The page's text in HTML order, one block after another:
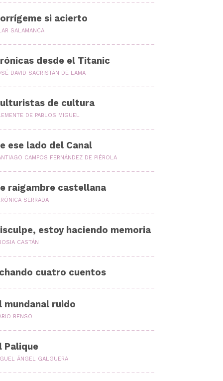
si acierto
SALAMANCA
desde el Titanic
DAVID SACRISTÁN DE LAMA
de cultura
DE PABLOS MIGUEL
ese lado del Canal
CAMPOS FERNÁNDEZ DE PIÉROLA
raigambre castellana
SERRADA
estoy haciendo memoria
CASTÁN
cuatro cuentos
mundanal ruido
BENSO
Palique
ÁNGEL GALGUERA